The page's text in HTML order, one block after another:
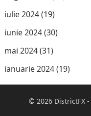
iulie 2024(19)
iunie 2024(30)
mai 2024(31)
ianuarie 2024(19)
© 2026 DistrictFX-